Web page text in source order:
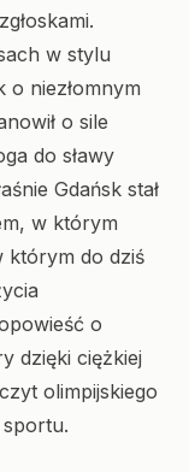
w stylu
o niezłomnym
o sile
do sławy
Gdańsk stał
w którym
którym do dziś
o
dzięki ciężkiej
olimpijskiego
sportu.